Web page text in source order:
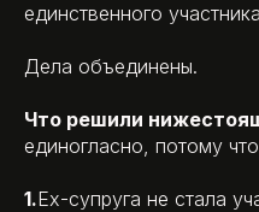
единственного
Дела объединены.
Что решили
единогласно, потому
1.Ех-супруга не стала